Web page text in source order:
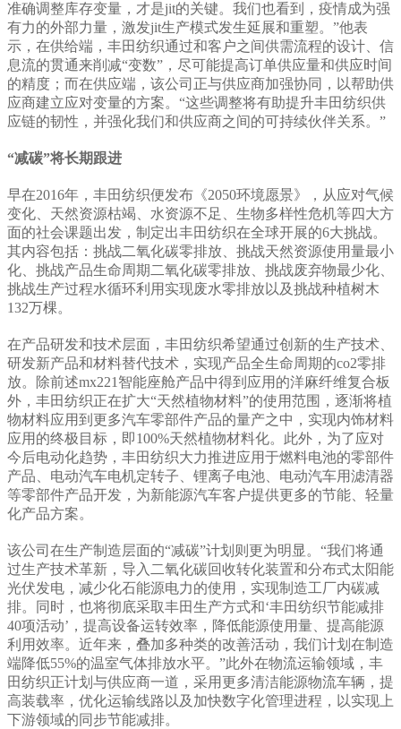
准确调整库存变量，才是jit的关键。我们也看到，疫情成为强
有力的外部力量，激发jit生产模式发生延展和重塑。”他表
示，在供给端，丰田纺织通过和客户之间供需流程的设计、信
息流的贯通来削减“变数”，尽可能提高订单供应量和供应时间
的精度；而在供应端，该公司正与供应商加强协同，以帮助供
应商建立应对变量的方案。“这些调整将有助提升丰田纺织供
应链的韧性，并强化我们和供应商之间的可持续伙伴关系。”
“减碳”将长期跟进
早在2016年，丰田纺织便发布《2050环境愿景》，从应对气候
变化、天然资源枯竭、水资源不足、生物多样性危机等四大方
面的社会课题出发，制定出丰田纺织在全球开展的6大挑战。
其内容包括：挑战二氧化碳零排放、挑战天然资源使用量最小
化、挑战产品生命周期二氧化碳零排放、挑战废弃物最少化、
挑战生产过程水循环利用实现废水零排放以及挑战种植树木
132万棵。
在产品研发和技术层面，丰田纺织希望通过创新的生产技术、
研发新产品和材料替代技术，实现产品全生命周期的co2零排
放。除前述mx221智能座舱产品中得到应用的洋麻纤维复合板
外，丰田纺织正在扩大“天然植物材料”的使用范围，逐渐将植
物材料应用到更多汽车零部件产品的量产之中，实现内饰材料
应用的终极目标，即100%天然植物材料化。此外，为了应对
今后电动化趋势，丰田纺织大力推进应用于燃料电池的零部件
产品、电动汽车电机定转子、锂离子电池、电动汽车用滤清器
等零部件产品开发，为新能源汽车客户提供更多的节能、轻量
化产品方案。
该公司在生产制造层面的“减碳”计划则更为明显。“我们将通
过生产技术革新，导入二氧化碳回收转化装置和分布式太阳能
光伏发电，减少化石能源电力的使用，实现制造工厂内碳减
排。同时，也将彻底采取丰田生产方式和‘丰田纺织节能减排
40项活动’，提高设备运转效率，降低能源使用量、提高能源
利用效率。近年来，叠加多种类的改善活动，我们计划在制造
端降低55%的温室气体排放水平。”此外在物流运输领域，丰
田纺织正计划与供应商一道，采用更多清洁能源物流车辆，提
高装载率，优化运输线路以及加快数字化管理进程，以实现上
下游领域的同步节能减排。